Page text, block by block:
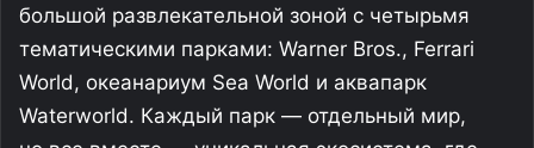
большой развлекательной зоной с четырьмя
тематическими парками: Warner Bros., Ferrari
World, океанариум Sea World и аквапарк
Waterworld. Каждый парк — отдельный мир,